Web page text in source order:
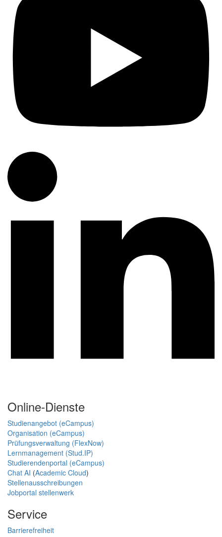
Online-Dienste
Studienangebot (eCampus)
Organisation (eCampus)
Prüfungsverwaltung (FlexNow)
Lernmanagement (Stud.IP)
Studierendenportal (eCampus)
Chat AI (Academic Cloud)
Stellenausschreibungen
Jobportal stellenwerk
Service
Barrierefreiheit